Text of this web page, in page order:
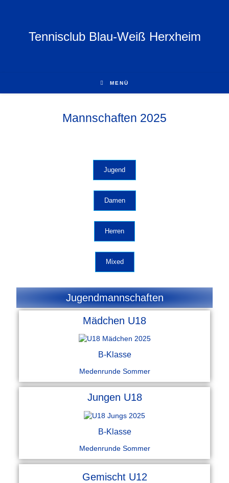
Tennisclub Blau-Weiß Herxheim
MENÜ
Mannschaften 2025
Jugend
Damen
Herren
Mixed
Jugendmannschaften
Mädchen U18
B-Klasse
Medenrunde Sommer
Jungen U18
B-Klasse
Medenrunde Sommer
Gemischt U12